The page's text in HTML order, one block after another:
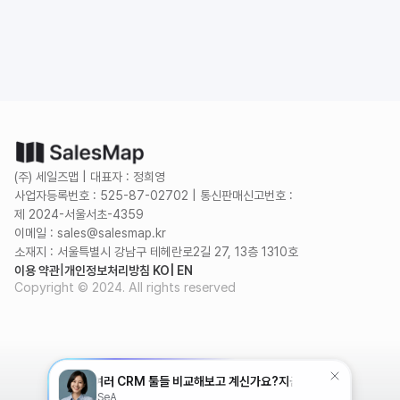
(주) 세일즈맵 | 대표자 : 정희영
사업자등록번호 : 525-87-02702 | 통신판매신고번호 :
제 2024-서울서초-4359
이메일 : sales@salesmap.kr
소재지 : 서울특별시 강남구 테헤란로2길 27, 13층 1310호
이용 약관 개인정보처리방침 KO | EN
Copyright © 2024. All rights reserved